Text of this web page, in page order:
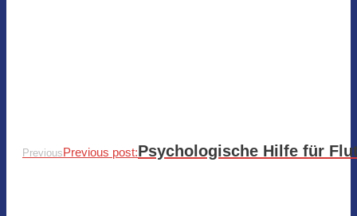
PreviousPrevious post:Psychologische Hilfe für